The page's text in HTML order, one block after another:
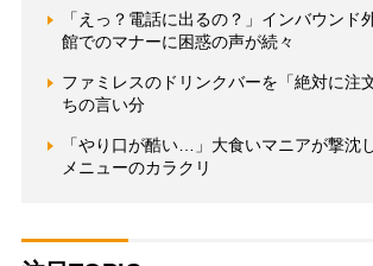
「えっ？電話に出るの？」インバウンド
館でのマナーに困惑の声が続々
ファミレスのドリンクバーを「絶対に注
ちの言い分
「やり口が酷い…」大食いマニアが撃沈
メニューのカラクリ